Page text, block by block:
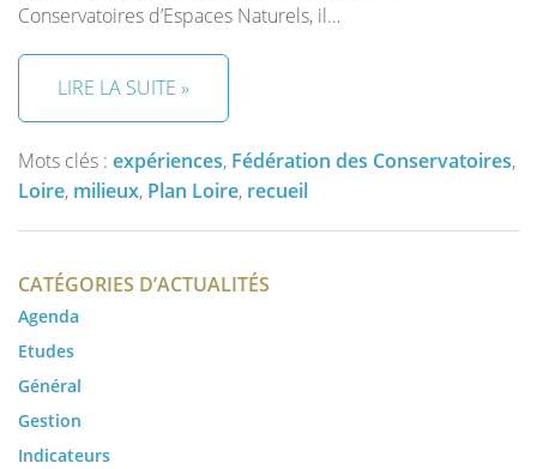
Conservatoires d’Espaces Naturels, il…
LIRE LA SUITE »
Mots clés : expériences, Fédération des Conservatoires,
Loire, milieux, Plan Loire, recueil
CATÉGORIES D’ACTUALITÉS
Agenda
Etudes
Général
Gestion
Indicateurs